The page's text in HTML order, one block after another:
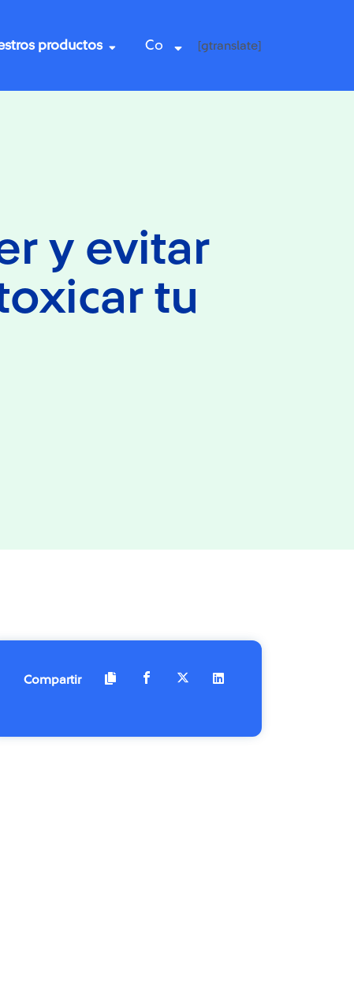
productos Co [gtranslate]
y evitar
tu
Compartir